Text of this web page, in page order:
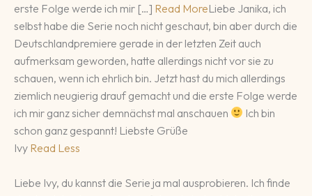
erste Folge werde ich mir […] Read MoreLiebe Janika, ich
selbst habe die Serie noch nicht geschaut, bin aber durch die
Deutschlandpremiere gerade in der letzten Zeit auch
aufmerksam geworden, hatte allerdings nicht vor sie zu
schauen, wenn ich ehrlich bin. Jetzt hast du mich allerdings
ziemlich neugierig drauf gemacht und die erste Folge werde
ich mir ganz sicher demnächst mal anschauen
Ich bin
schon ganz gespannt! Liebste Grüße
Ivy Read Less
Liebe Ivy, du kannst die Serie ja mal ausprobieren. Ich finde